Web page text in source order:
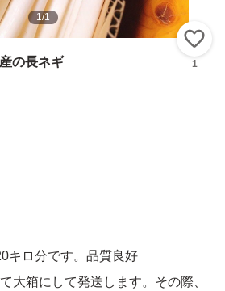
1/1
の長ネギ 1
ロ分です。品質良好
大箱にして発送します。その際、